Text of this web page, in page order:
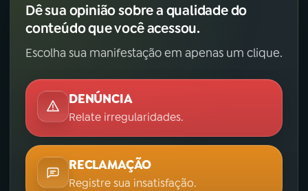
Dê sua opinião sobre a qualidade do
conteúdo que você acessou.
Escolha sua manifestação em apenas um clique.
DENÚNCIA
Relate irregularidades.
RECLAMAÇÃO
Registre sua insatisfação.